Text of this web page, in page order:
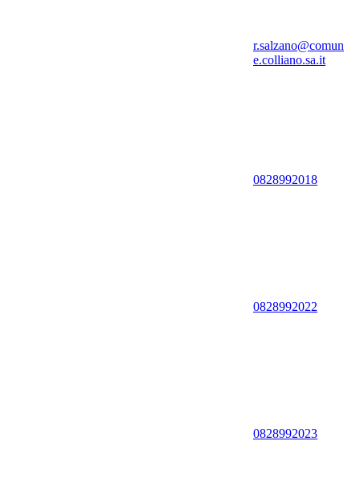
r.salzano@comun
e.colliano.sa.it
0828992018
0828992022
0828992023